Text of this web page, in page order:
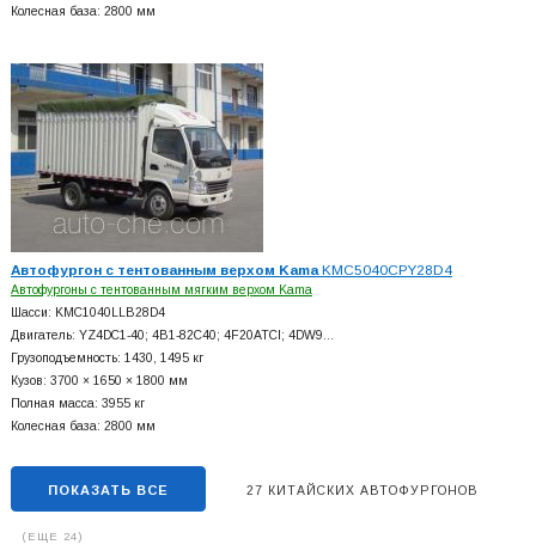
Колесная база: 2800 мм
Автофургон с тентованным верхом KamaKMC5040CPY28D4
Автофургоны с тентованным мягким верхом Kama
Шасси: KMC1040LLB28D4
Двигатель: YZ4DC1-40; 4B1-82C40; 4F20ATCI; 4DW9…
Грузоподъемность: 1430, 1495 кг
Кузов: 3700 × 1650 × 1800 мм
Полная масса: 3955 кг
Колесная база: 2800 мм
ПОКАЗАТЬ ВСЕ 27 КИТАЙСКИХ АВТОФУРГОНОВ
(ЕЩЕ 24)